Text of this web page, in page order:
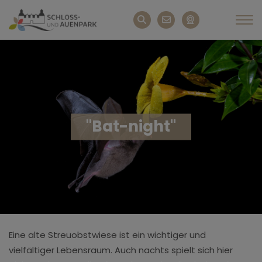
"Bat-night"
Eine alte Streuobstwiese ist ein wichtiger und
vielfältiger Lebensraum. Auch nachts spielt sich hier